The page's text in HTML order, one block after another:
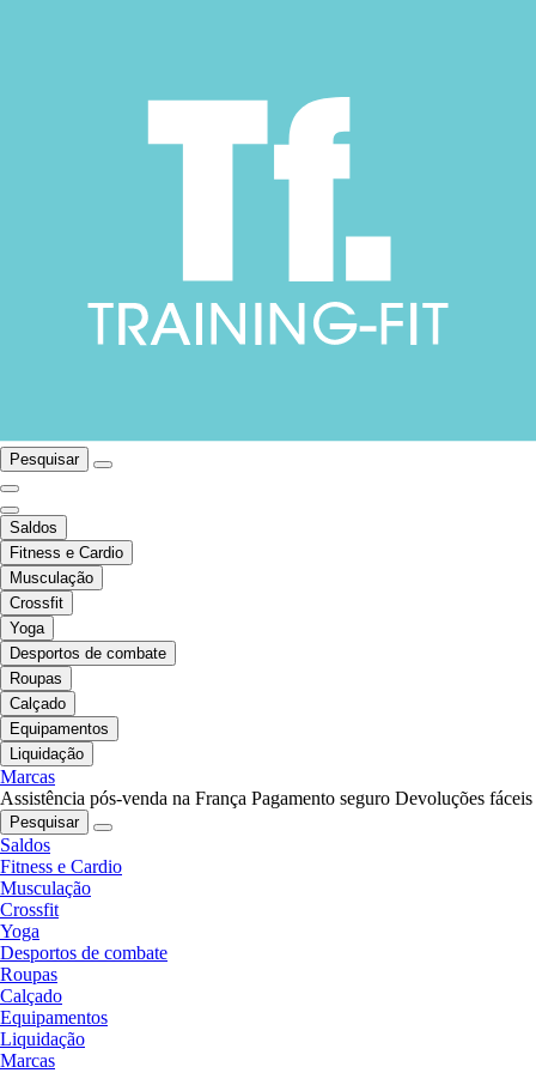
Pesquisar
Saldos
Fitness e Cardio
Musculação
Crossfit
Yoga
Desportos de combate
Roupas
Calçado
Equipamentos
Liquidação
Marcas
Assistência pós-venda na França Pagamento seguro Devoluções fáceis
Pesquisar
Saldos
Fitness e Cardio
Musculação
Crossfit
Yoga
Desportos de combate
Roupas
Calçado
Equipamentos
Liquidação
Marcas